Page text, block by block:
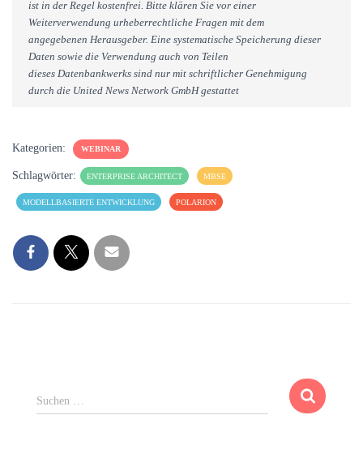
ist in der Regel kostenfrei. Bitte klären Sie vor einer
Weiterverwendung urheberrechtliche Fragen mit dem
angegebenen Herausgeber. Eine systematische Speicherung dieser
Daten sowie die Verwendung auch von Teilen
dieses Datenbankwerks sind nur mit schriftlicher Genehmigung
durch die United News Network GmbH gestattet
Kategorien: WEBINAR
Schlagwörter: ENTERPRISE ARCHITECT MBSE
MODELLBASIERTE ENTWICKLUNG POLARION
S
u
Suchen …